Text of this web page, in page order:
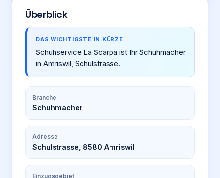
Überblick
DAS WICHTIGSTE IN KÜRZE
Schuhservice La Scarpa ist Ihr Schuhmacher
in Amriswil, Schulstrasse.
Branche
Schuhmacher
Adresse
Schulstrasse, 8580 Amriswil
Einzugsgebiet